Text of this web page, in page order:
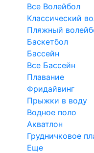
Все Волейбол
Классический
Пляжный
Баскетбол
Бассейн
Все Бассейн
Плавание
Фридайвинг
Прыжки в воду
Водное поло
Акватлон
Грудничковое
Еще